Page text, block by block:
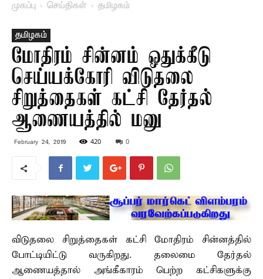
முகப்பு செய்திகள் தமிழகம்
தமிழகம்
மோதிரம் சின்னம் ஒதுக்கீடு
செய்யக்கோரி விடுதலை
சிறுத்தைகள் கட்சி தேர்தல்
ஆணையத்தில் மனு
February 24, 2019 420 0
விடுதலை சிறுத்தைகள் கட்சி மோதிரம் சின்னத்தில்
போட்டியிட்டு வருகிறது. தலைமை தேர்தல்
ஆணையத்தால் அங்கீகாரம் பெற்ற கட்சிகளுக்கு